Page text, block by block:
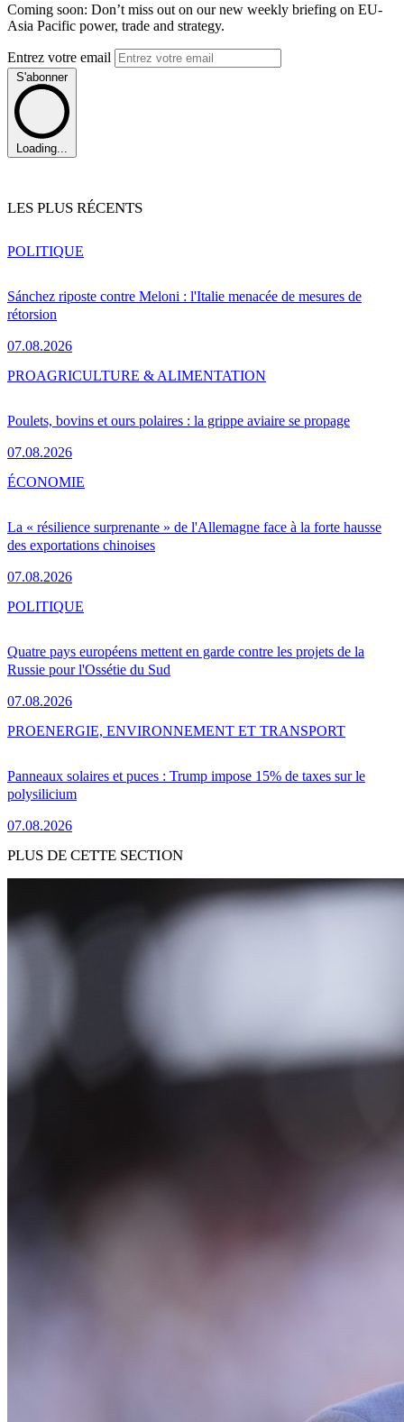
Coming soon: Don’t miss out on our new weekly briefing on EU-
Asia Pacific power, trade and strategy.
Entrez votre email
S'abonner
Loading...
LES PLUS RÉCENTS
Sánchez riposte contre Meloni : l'Italie menacée de mesures de
rétorsion
07.08.2026
POLITIQUE
Poulets, bovins et ours polaires : la grippe aviaire se propage
07.08.2026
PROAGRICULTURE & ALIMENTATION
La « résilience surprenante » de l'Allemagne face à la forte hausse
des exportations chinoises
07.08.2026
ÉCONOMIE
Quatre pays européens mettent en garde contre les projets de la
Russie pour l'Ossétie du Sud
07.08.2026
POLITIQUE
Panneaux solaires et puces : Trump impose 15% de taxes sur le
polysilicium
07.08.2026
PROENERGIE, ENVIRONNEMENT ET TRANSPORT
PLUS DE CETTE SECTION